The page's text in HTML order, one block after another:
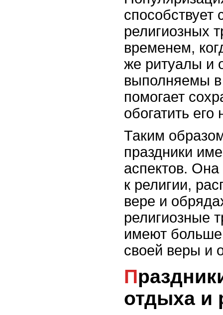
религиозных
временем,
же ритуалы и
выполняемы в
помогает
обогатить
Таким
праздники
аспектов. Она
к религии,
вере и
религиозные
имеют
своей веры и
Праздники как повод для
отдыха и